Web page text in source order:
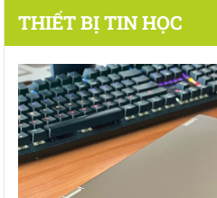
THIẾT BỊ TIN HỌC